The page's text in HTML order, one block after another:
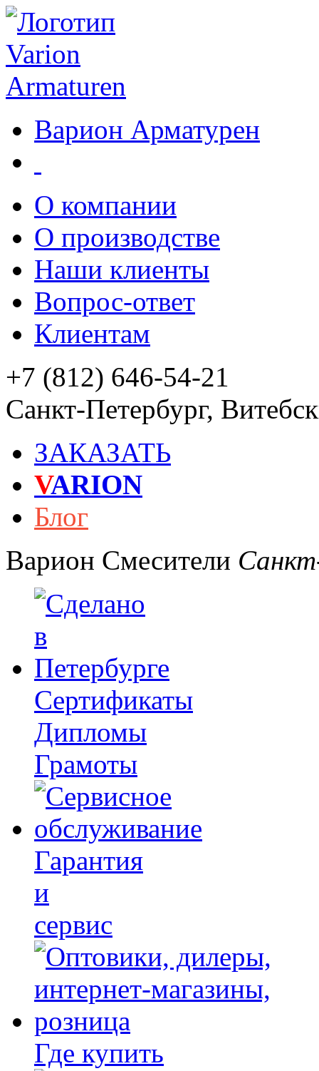
Варион Арматурен
О компании
О производстве
Наши клиенты
Вопрос-ответ
Клиентам
+7 (812) 646-54-21
Санкт-Петербург,
ЗАКАЗАТЬ
VARION
Блог
Варион Смесители
Сертификаты
Дипломы
Грамоты
Гарантия
и
сервис
Где купить